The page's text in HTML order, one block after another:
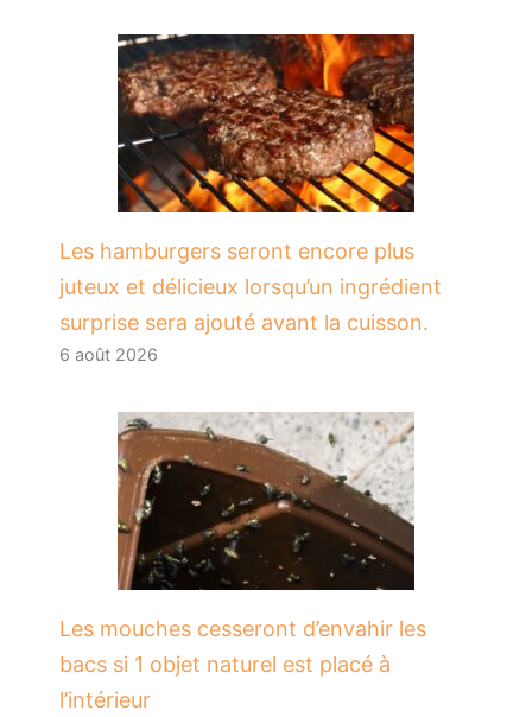
Les hamburgers seront encore plus
juteux et délicieux lorsqu’un ingrédient
surprise sera ajouté avant la cuisson.
6 août 2026
Les mouches cesseront d’envahir les
bacs si 1 objet naturel est placé à
l’intérieur